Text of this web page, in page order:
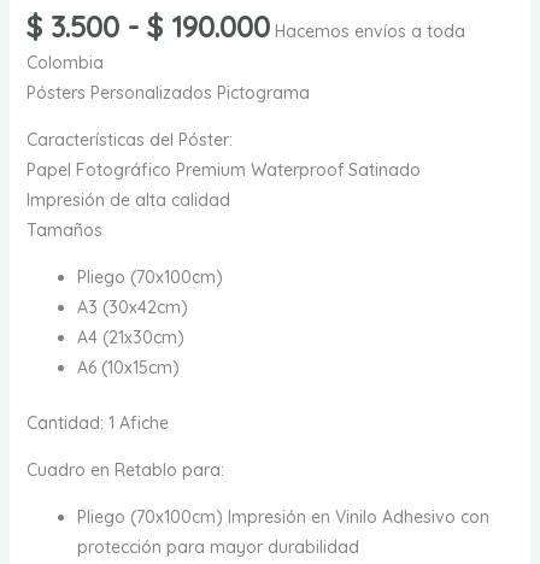
$3.500 - $190.000Rango
precios:
hasta
Hacemos envíos a toda
Colombia
Pósters Personalizados Pictograma
Características del Póster:
Papel Fotográfico Premium Waterproof Satinado
Impresión de alta calidad
Tamaños
Pliego (70x100cm)
A3 (30x42cm)
A4 (21x30cm)
A6 (10x15cm)
Cantidad: 1 Afiche
Cuadro en Retablo para:
Pliego (70x100cm) Impresión en Vinilo Adhesivo con
protección para mayor durabilidad